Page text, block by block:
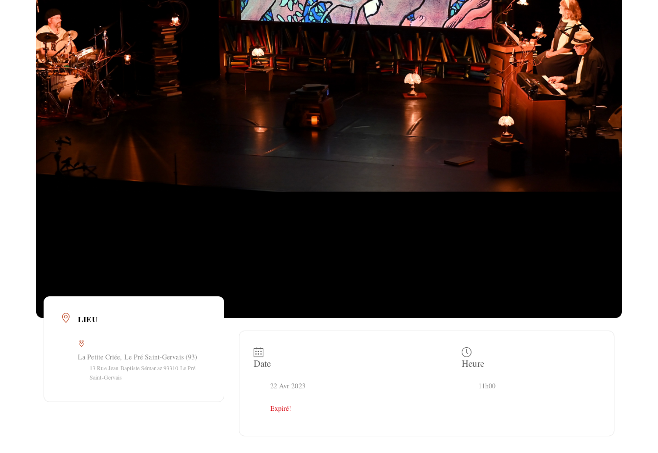
LIEU
La Petite Criée, Le Pré Saint-Gervais (93)
13 Rue Jean-Baptiste Sémanaz 93310 Le Pré-
Saint-Gervais
Date
22 Avr 2023
Expiré!
Heure
11h00